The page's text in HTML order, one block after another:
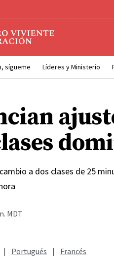
sígueme Líderes y Ministerio
a dos clases de 25
MDT
| Portugués | Francés